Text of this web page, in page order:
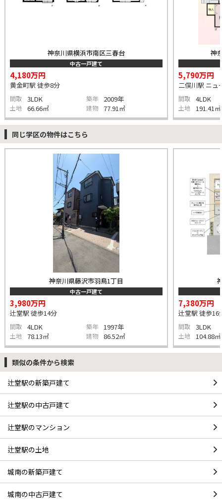
神奈川県横浜市南区三春台
中古一戸建て
4,180万円
黄金町駅 徒歩8分
間取 3LDK 築年 2009年
土地 66.66㎡ 建物 77.91㎡
神
5,790万円
二俣川駅 ニュ
間取 4LDK
土地 191.41㎡
同じ学区の物件はこちら
神奈川県藤沢市羽鳥1丁目
中古一戸建て
3,980万円
辻堂駅 徒歩14分
間取 4LDK 築年 1997年
土地 78.13㎡ 建物 86.52㎡
7,380万円
辻堂駅 徒歩16
間取 3LDK
土地 104.88㎡
類似の条件から検索
辻堂駅の新築戸建て
辻堂駅の中古戸建て
辻堂駅のマンション
辻堂駅の土地
城南の新築戸建て
城南の中古戸建て